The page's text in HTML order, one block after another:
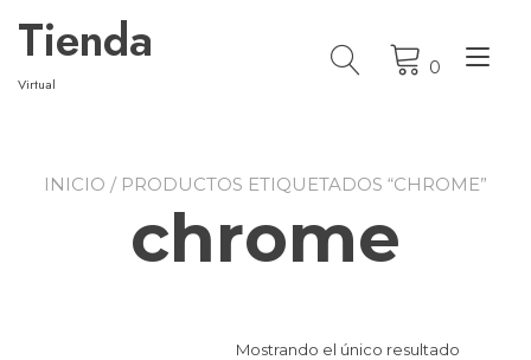
contenido
Tienda
Virtual
0
INICIO / PRODUCTOS ETIQUETADOS “CHROME”
chrome
Mostrando el único resultado